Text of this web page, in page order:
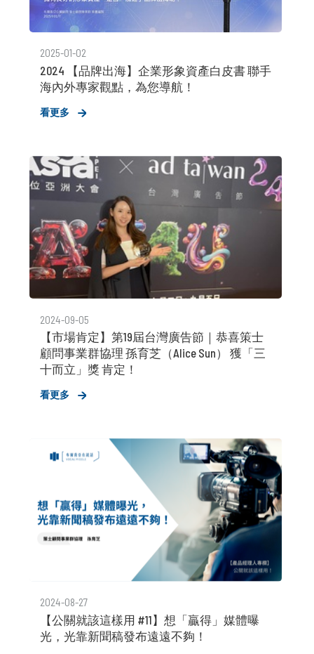
2025-01-02
2024 【品牌出海】企業形象資產白皮書 聯手
海內外專家觀點，為您導航！
看更多
2024-09-05
【市場肯定】第19屆台灣廣告節｜恭喜策士
顧問事業群協理 孫育芝（Alice Sun） 獲「三
十而立」獎 肯定！
看更多
2024-08-27
【公關就該這樣用 #11】想「贏得」媒體曝
光，光靠新聞稿發布遠遠不夠！